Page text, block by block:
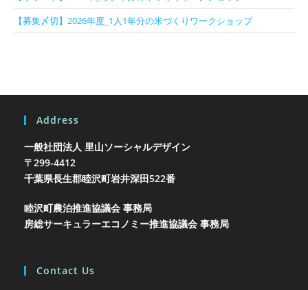
【募集〆切】2026年度_1人1年分の米づくりワークショップ
Address
一般社団法人 里山ソーシャルデザイン
〒299-4412
千葉県長生郡睦沢町岩井深田522番
睦沢町農泊推進協議会 事務局
房総サーキュラーエコノミー推進協議会 事務局
Contact Us